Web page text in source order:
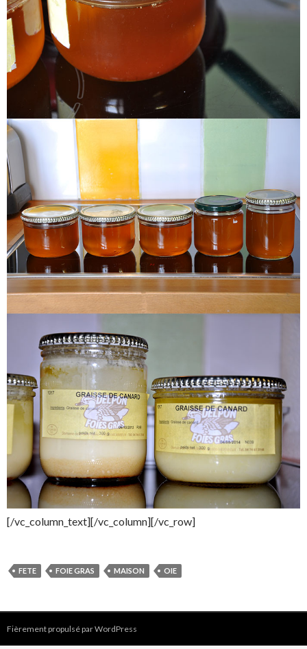
[/vc_column_text][/vc_column][/vc_row]
FETE FOIE GRAS MAISON OIE
Fièrement propulsé par WordPress